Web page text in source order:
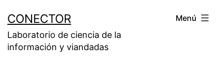
contenido
CONECTOR
Laboratorio de ciencia de la
información y viandadas
Menú